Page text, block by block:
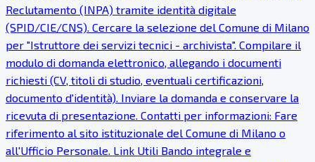
Reclutamento (INPA) tramite identità digitale
(SPID/CIE/CNS). Cercare la selezione del Comune di Milano
per "Istruttore dei servizi tecnici - archivista". Compilare il
modulo di domanda elettronico, allegando i documenti
richiesti (CV, titoli di studio, eventuali certificazioni,
documento d'identità). Inviare la domanda e conservare la
ricevuta di presentazione. Contatti per informazioni: Fare
riferimento al sito istituzionale del Comune di Milano o
all'Ufficio Personale. Link Utili Bando integrale e